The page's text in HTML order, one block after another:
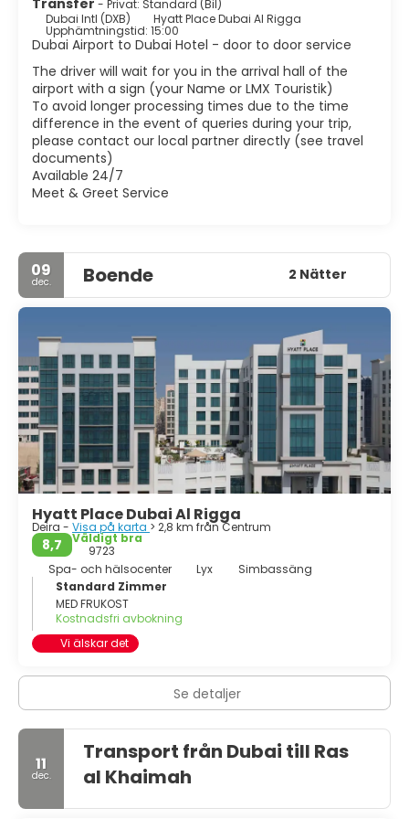
Dubai är en framåtblickande stad i ständig utveckling
men har lyckats behålla sina traditioner och kultur. Så det
är rättvist att säga att Dubai är en av de mest spännande
platserna i världen.
- Privat: Standard (Bil)
Dubai Intl (DXB)
Hyatt Place Dubai Al Rigga
Upphämtningstid: 15:00
Dubai Airport to Dubai Hotel - door to door service
The driver will wait for you in the arrival hall of the
airport with a sign (your Name or LMX Touristik)
To avoid longer processing times due to the time
difference in the event of queries during your trip,
please contact our local partner directly (see travel
documents)
Available 24/7
Meet & Greet Service
09
dec. Boende 2 Nätter
Hyatt Place Dubai Al Rigga
Deira - Visa på karta > 2,8 km från Centrum
8,7
Väldigt bra
9723
Spa- och hälsocenter
Lyx
Simbassäng
Standard Zimmer
MED FRUKOST
Kostnadsfri avbokning
Vi älskar det
Se detaljer
11
dec.
Transport från Dubai till Ras
al Khaimah